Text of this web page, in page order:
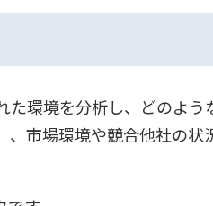
環境を分析し、どのよう
市場環境や競合他社の